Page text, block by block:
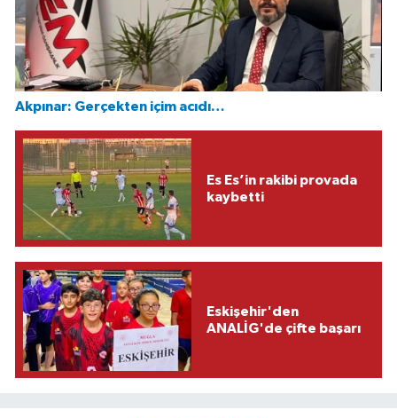
Akpınar: Gerçekten içim acıdı…
Es Es’in rakibi provada
kaybetti
Eskişehir'den
ANALİG'de çifte başarı